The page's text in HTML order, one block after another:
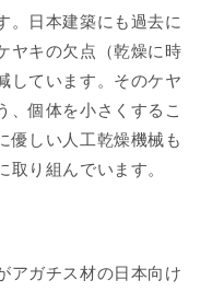
。日本建築にも過去に
ヤキの欠点（乾燥に時
しています。そのケヤ
、個体を小さくするこ
優しい人工乾燥機械も
り組んでいます。
アガチス材の日本向け